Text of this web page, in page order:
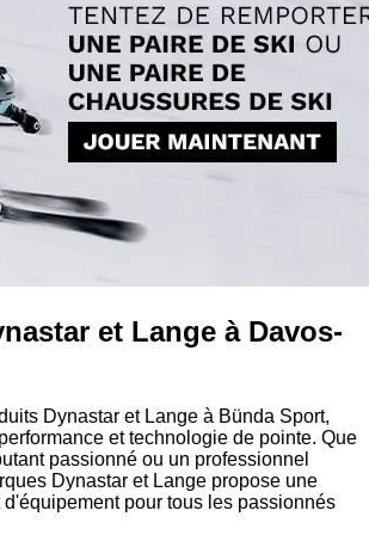
et Lange à Davos-
Dynastar et Lange à Bünda Sport,
et technologie de pointe. Que
passionné ou un professionnel
Dynastar et Lange propose une
pour tous les passionnés